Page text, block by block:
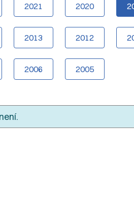
2021 2020
2013 2012
2006 2005